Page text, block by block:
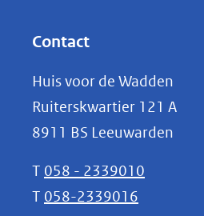
(verwijst
naar
een
andere
website)
Contact
Huis voor de Wadden
Ruiterskwartier 121 A
8911 BS Leeuwarden
T 058 - 2339010
T 058-2339016